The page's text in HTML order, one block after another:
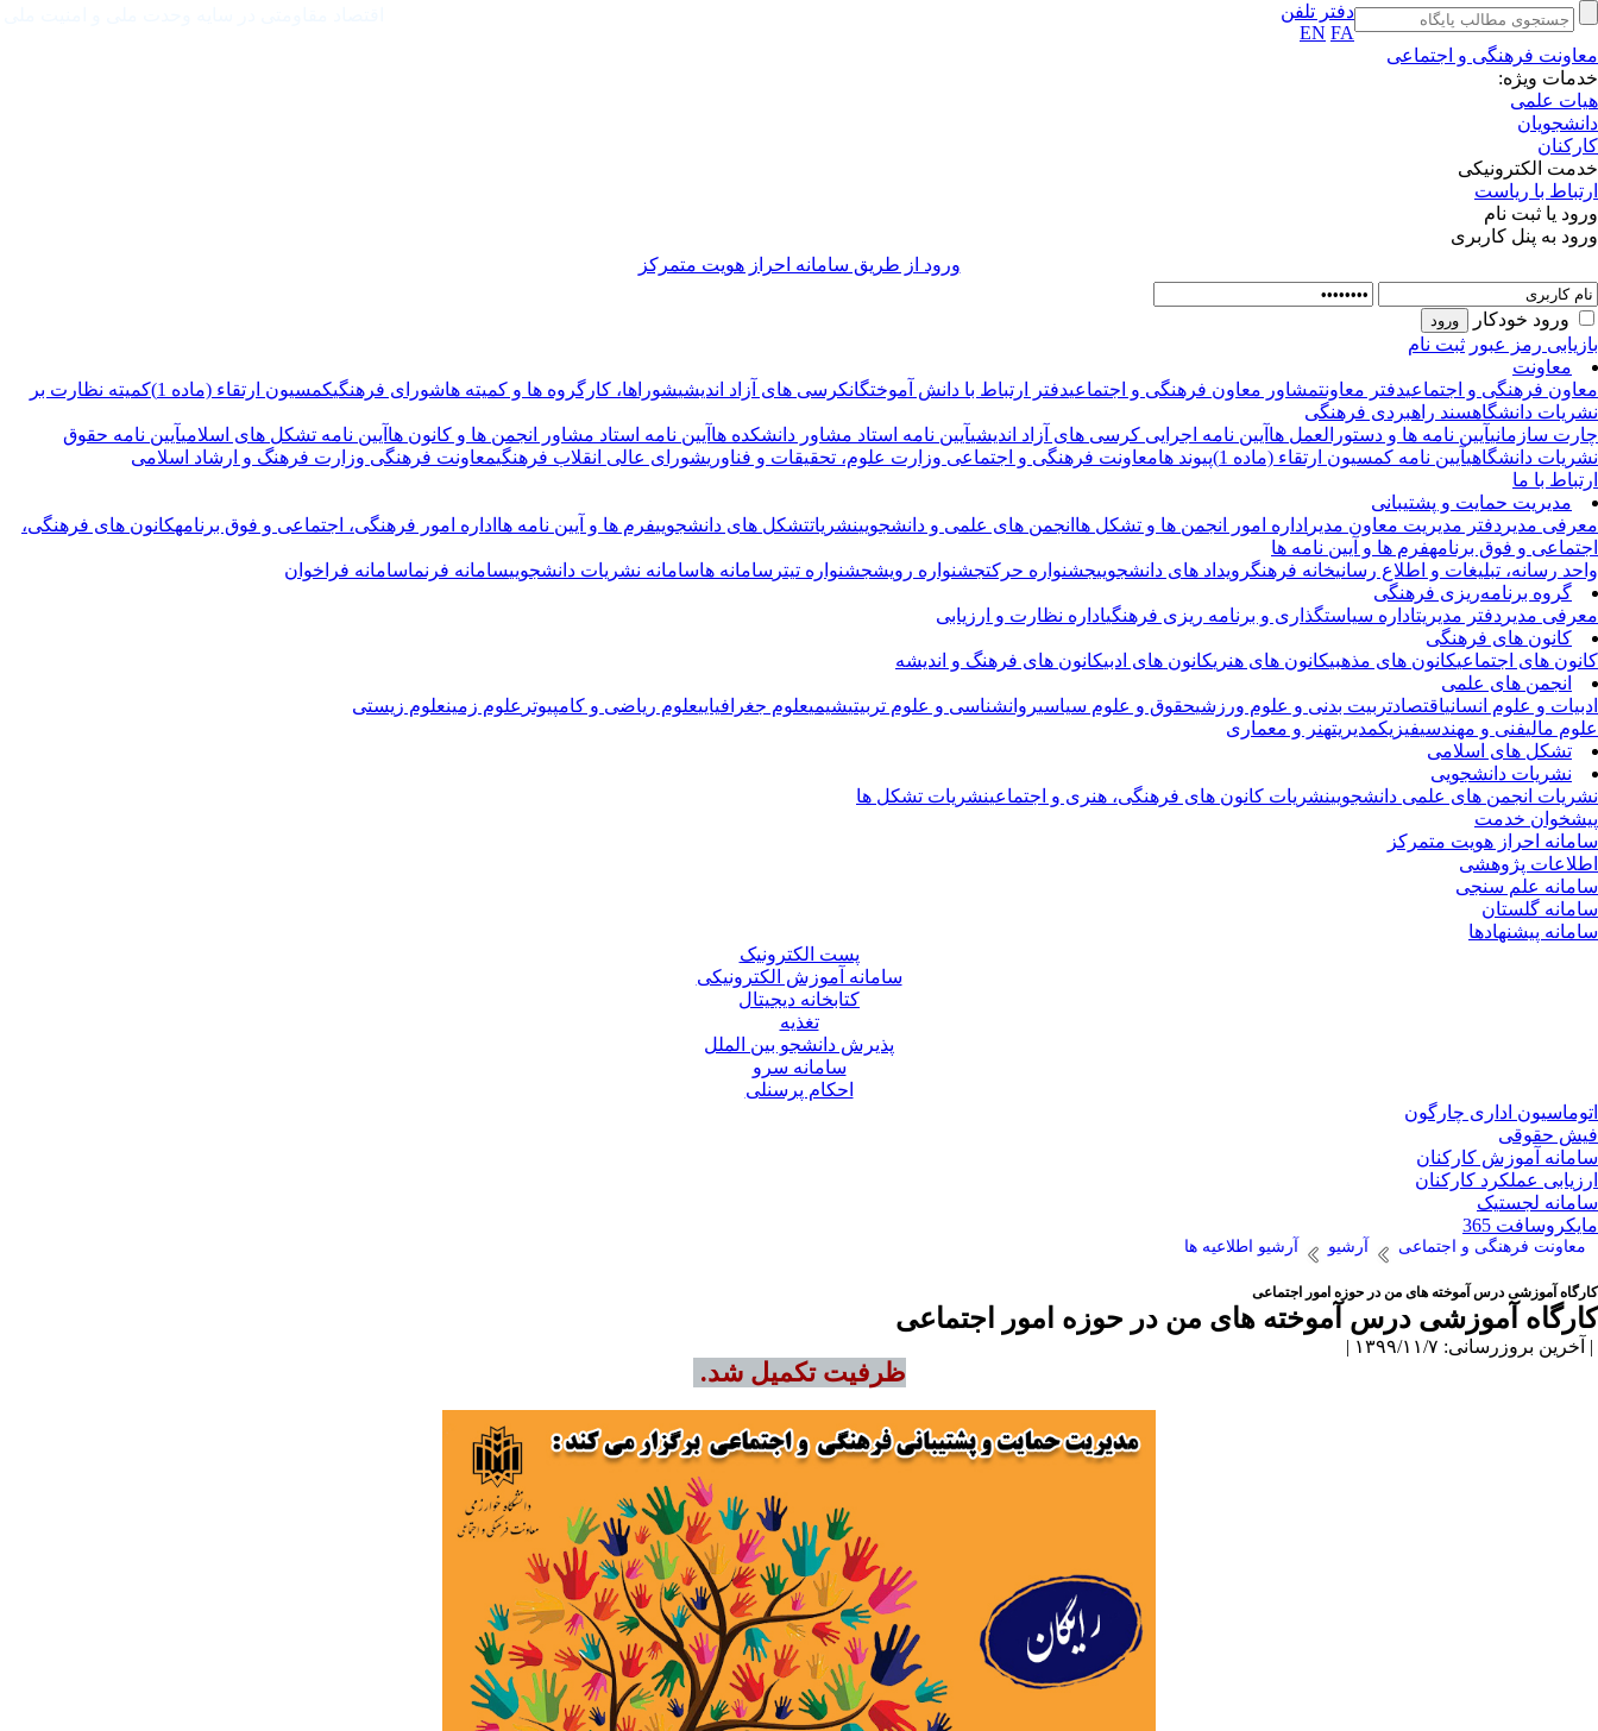
دفتر تلفن
EN FA
معاونت فرهنگی و اجتماعی
خدمات ویژه:
هیات علمی
دانشجویان
کارکنان
خدمت الکترونیکی
ارتباط با ریاست
ورود یا ثبت نام
ورود به پنل کاربری
ورود از طريق سامانه احراز هويت متمركز
ورود خودکار
بازیابی رمز عبور ثبت نام
معاونت
معاون فرهنگی و اجتماعیدفتر معاونتمشاور معاون فرهنگی و اجتماعیدفتر ارتباط با دانش آموختگانکرسی های آزاد اندیشیشوراها، کارگروه ها و کمیته هاشورای فرهنگیکمسیون ارتقاء (ماده 1)
کمیته نظارت بر
نشریات دانشگاهسند راهبردی فرهنگی
چارت سازمانیآیین نامه ها و دستورالعمل ها آیین نامه اجرایی کرسی های آزاد اندیشیآیین نامه استاد مشاور دانشکده ها آیین نامه استاد مشاور انجمن ها و کانون ها آیین نامه تشکل های اسلامیآیین نامه حقوق
نشریات دانشگاهیآیین نامه کمسیون ارتقاء (ماده 1) پیوند هامعاونت فرهنگی و اجتماعی وزارت علوم، تحقیقات و فناوریشورای عالی انقلاب فرهنگیمعاونت فرهنگی وزارت فرهنگ و ارشاد اسلامی
ارتباط با ما
مدیریت حمایت و پشتیبانی
معرفی مدیر دفتر مدیریت معاون مدیر اداره امور انجمن ها و تشکل ها انجمن های علمی و دانشجویینشریاتتشکل های دانشجوییفرم ها و آیین نامه ها اداره امور فرهنگی، اجتماعی و فوق برنامهکانون های فرهنگی،
اجتماعی و فوق برنامهفرم ها و آیین نامه ها
واحد رسانه، تبلیغات و اطلاع رسانیخانه فرهنگرویداد های دانشجوییجشنواره حرکتجشنواره رویشجشنواره تیتر سامانه هاسامانه نشریات دانشجوییسامانه فرنماسامانه فراخوان
گروه برنامه‌ریزی فرهنگی
معرفی مدیر دفتر مدیریتاداره سیاستگذاری و برنامه ریزی فرهنگیاداره نظارت و ارزیابی
کانون های فرهنگی
کانون های اجتماعیکانون های مذهبیکانون های هنریکانون های ادبیکانون های فرهنگ و اندیشه
انجمن های علمی
ادبیات و علوم انسانیاقتصادتربیت بدنی و علوم ورزشیحقوق و علوم سیاسیروانشناسی و علوم تربیتیشیمیعلوم جغرافیاییعلوم ریاضی و کامپیوتر علوم زمینعلوم زیستی
علوم مالیفنی و مهندسیفیزیکمدیریتهنر و معماری
تشکل های اسلامی
نشریات دانشجویی
نشریات انجمن های علمی دانشجویینشریات کانون های فرهنگی، هنری و اجتماعینشریات تشکل ها
پیشخوان خدمت
سامانه احراز هویت متمرکز
اطلاعات پژوهشی
سامانه علم سنجی
سامانه گلستان
سامانه پیشنهادها
پست الکترونیک
سامانه آموزش الکترونیکی
کتابخانه دیجیتال
تغذیه
پذیرش دانشجو بین الملل
سامانه سرو
احکام پرسنلی
اتوماسیون اداری چارگون
فیش حقوقی
سامانه آموزش کارکنان
ارزیابی عملکرد کارکنان
سامانه لجستیک
مایکروسافت 365
معاونت فرهنگی و اجتماعی آرشیو آرشیو اطلاعیه ها
کارگاه آموزشی درس آموخته های من در حوزه امور اجتماعی
کارگاه آموزشی درس آموخته های من در حوزه امور اجتماعی
| آخرین بروزرسانی: ۱۳۹۹/۱۱/۷ |
ظرفیت تکمیل شد.